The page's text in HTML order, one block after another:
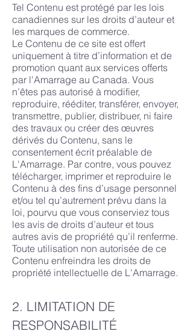
Tel Contenu est protégé par les lois
canadiennes sur les droits d’auteur et
les marques de commerce.
Le Contenu de ce site est offert
uniquement à titre d’information et de
promotion quant aux services offerts
par l'Amarrage au Canada. Vous
n’êtes pas autorisé à modifier,
reproduire, rééditer, transférer, envoyer,
transmettre, publier, distribuer, ni faire
des travaux ou créer des œuvres
dérivés du Contenu, sans le
consentement écrit préalable de
L'Amarrage. Par contre, vous pouvez
télécharger, imprimer et reproduire le
Contenu à des fins d’usage personnel
et/ou tel qu’autrement prévu dans la
loi, pourvu que vous conserviez tous
les avis de droits d’auteur et tous
autres avis de propriété qu’il renferme.
Toute utilisation non autorisée de ce
Contenu enfreindra les droits de
propriété intellectuelle de L'Amarrage.
2. LIMITATION DE
RESPONSABILITÉ